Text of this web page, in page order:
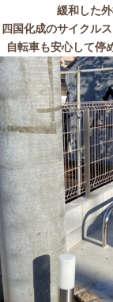
緩和した
四国化成のサイクル
自転車も安心して停